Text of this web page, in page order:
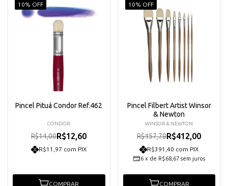
10% OFF
Pincel Pituá Condor Ref.462
CONDOR
R$14,00R$12,60
R$11,97 com PIX
COMPRAR
10% OFF
Pincel Filbert Artist Winsor
& Newton
WINSOR & NEWTON
R$457,78R$412,00
R$391,40 com PIX
6 x de R$68,67 sem juros
COMPRAR